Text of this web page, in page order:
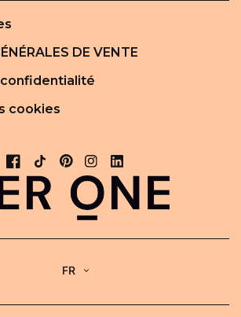
DE VENTE
cookies
FR